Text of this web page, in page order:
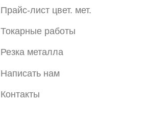
Прайс-лист цвет. мет.
Токарные работы
Резка металла
Написать нам
Контакты